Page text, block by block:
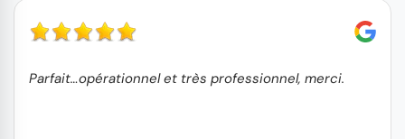
Parfait…opérationnel et très professionnel, merci.